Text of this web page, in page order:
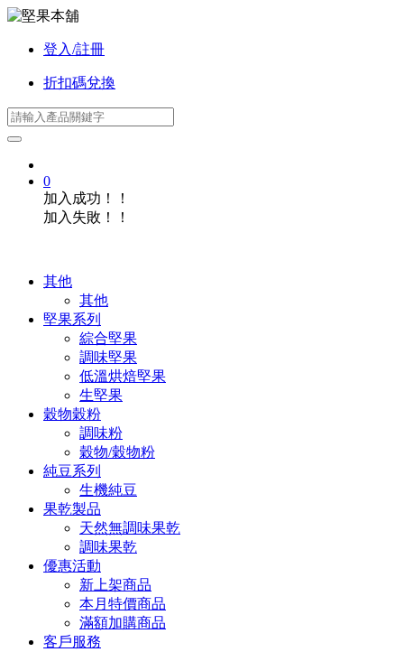
登入/註冊
折扣碼兌換
0
加入成功！！
加入失敗！！
其他
其他
堅果系列
綜合堅果
調味堅果
低溫烘焙堅果
生堅果
穀物穀粉
調味粉
穀物/穀物粉
純豆系列
生機純豆
果乾製品
天然無調味果乾
調味果乾
優惠活動
新上架商品
本月特價商品
滿額加購商品
客戶服務